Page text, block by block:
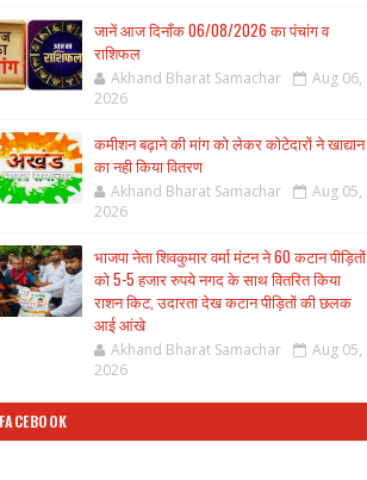
जानें आज दिनाँक 06/08/2026 का पंचांग व
राशिफल
Akhand Bharat Samachar
Aug 06,
2026
कमीशन बढ़ाने की मांग को लेकर कोटेदारों ने खाद्यान
का नही किया वितरण
Akhand Bharat Samachar
Aug 05,
2026
भाजपा नेता शिवकुमार वर्मा मंटन ने 60 कटान पीड़ितों
को 5-5 हजार रुपये नगद के साथ वितरित किया
राशन किट, उदारता देख कटान पीड़ितों की छलक
आई आंखे
Akhand Bharat Samachar
Aug 05,
2026
FACEBOOK